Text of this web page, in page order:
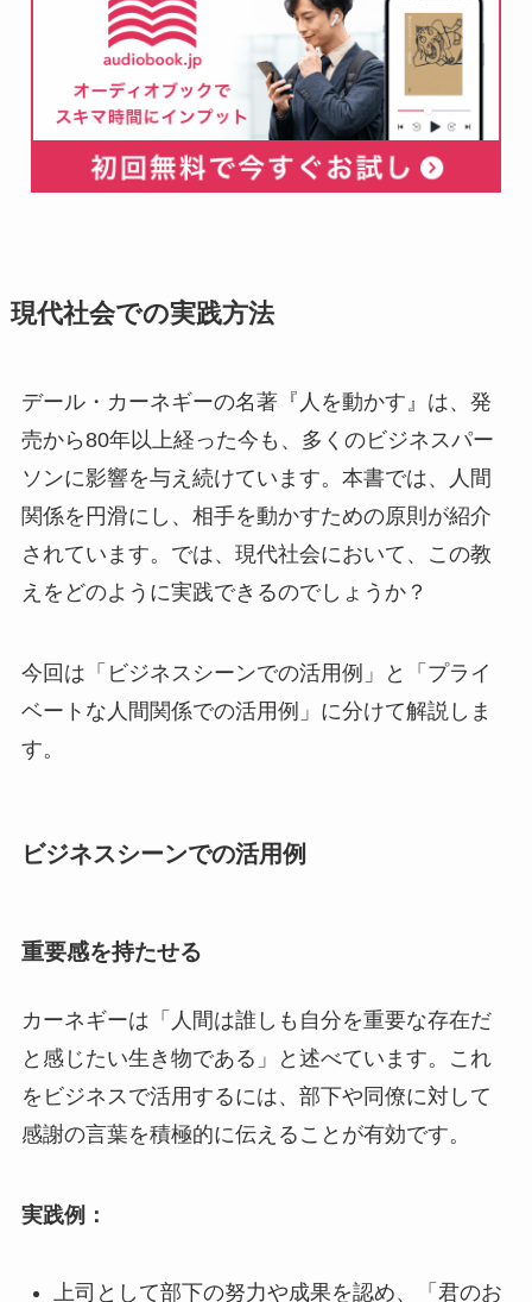
現代社会での実践方法
デール・カーネギーの名著『人を動かす』は、発
売から80年以上経った今も、多くのビジネスパー
ソンに影響を与え続けています。本書では、人間
関係を円滑にし、相手を動かすための原則が紹介
されています。では、現代社会において、この教
えをどのように実践できるのでしょうか？
今回は「ビジネスシーンでの活用例」と「プライ
ベートな人間関係での活用例」に分けて解説しま
す。
ビジネスシーンでの活用例
重要感を持たせる
カーネギーは「人間は誰しも自分を重要な存在だ
と感じたい生き物である」と述べています。これ
をビジネスで活用するには、部下や同僚に対して
感謝の言葉を積極的に伝えることが有効です。
実践例：
上司として部下の努力や成果を認め、「君のお